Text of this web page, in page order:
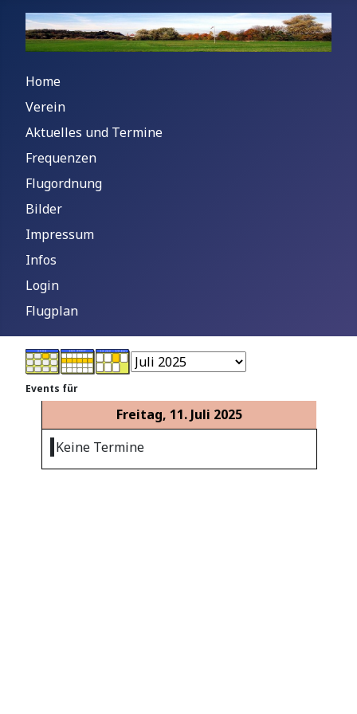
Home
Verein
Aktuelles und Termine
Frequenzen
Flugordnung
Bilder
Impressum
Infos
Login
Flugplan
Events für
Freitag, 11. Juli 2025
Keine Termine